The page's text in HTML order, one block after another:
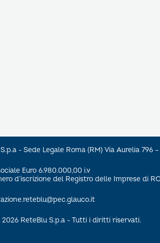
S.p.a - Sede Legale Roma (RM) Via Aurelia 796
Euro 6.980.000,00 i.v
d’iscrizione del Registro delle Imprese di
ReteBlu S.p.a - Tutti i diritti riservati.